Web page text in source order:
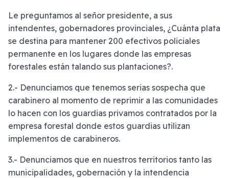
Le preguntamos al señor presidente, a sus
intendentes, gobernadores provinciales, ¿Cuánta plata
se destina para mantener 200 efectivos policiales
permanente en los lugares donde las empresas
forestales están talando sus plantaciones?.
2.- Denunciamos que tenemos serias sospecha que
carabinero al momento de reprimir a las comunidades
lo hacen con los guardias privamos contratados por la
empresa forestal donde estos guardias utilizan
implementos de carabineros.
3.- Denunciamos que en nuestros territorios tanto las
municipalidades, gobernación y la intendencia